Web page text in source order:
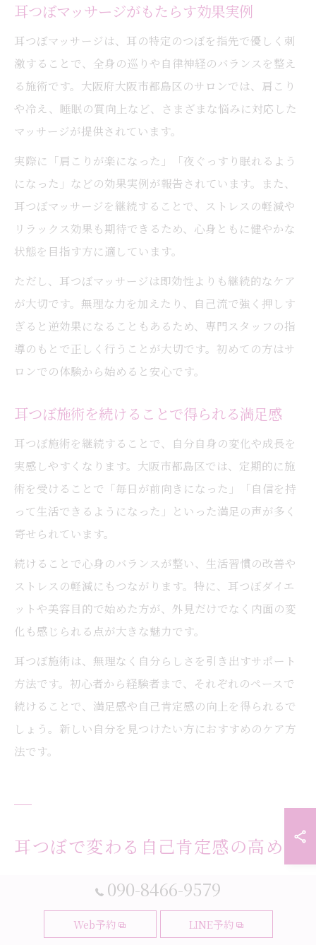
耳つぼマッサージがもたらす効果実例
耳つぼマッサージは、耳の特定のつぼを指先で優しく刺
激することで、全身の巡りや自律神経のバランスを整え
る施術です。大阪府大阪市都島区のサロンでは、肩こり
や冷え、睡眠の質向上など、さまざまな悩みに対応した
マッサージが提供されています。
実際に「肩こりが楽になった」「夜ぐっすり眠れるよう
になった」などの効果実例が報告されています。また、
耳つぼマッサージを継続することで、ストレスの軽減や
リラックス効果も期待できるため、心身ともに健やかな
状態を目指す方に適しています。
ただし、耳つぼマッサージは即効性よりも継続的なケア
が大切です。無理な力を加えたり、自己流で強く押しす
ぎると逆効果になることもあるため、専門スタッフの指
導のもとで正しく行うことが大切です。初めての方はサ
ロンでの体験から始めると安心です。
耳つぼ施術を続けることで得られる満足感
耳つぼ施術を継続することで、自分自身の変化や成長を
実感しやすくなります。大阪市都島区では、定期的に施
術を受けることで「毎日が前向きになった」「自信を持
って生活できるようになった」といった満足の声が多く
寄せられています。
続けることで心身のバランスが整い、生活習慣の改善や
ストレスの軽減にもつながります。特に、耳つぼダイエ
ットや美容目的で始めた方が、外見だけでなく内面の変
化も感じられる点が大きな魅力です。
耳つぼ施術は、無理なく自分らしさを引き出すサポート
方法です。初心者から経験者まで、それぞれのペースで
続けることで、満足感や自己肯定感の向上を得られるで
しょう。新しい自分を見つけたい方におすすめのケア方
法です。
耳つぼで変わる自己肯定感の高め方
耳つぼを活用した自己肯定感アップ法
耳つぼは、心と体のバランスを整えることで自分に自信
をもたらすサポートとして注目されています。大阪府大
090-8466-9579
Web予約 LINE予約